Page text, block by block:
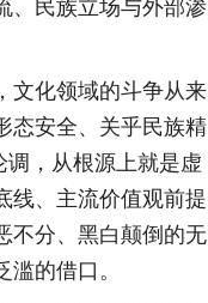
、民族立场与外部渗
文化领域的斗争从来
态安全、关乎民族精
调，从根源上就是虚
线、主流价值观前提
不分、黑白颠倒的无
的借口。